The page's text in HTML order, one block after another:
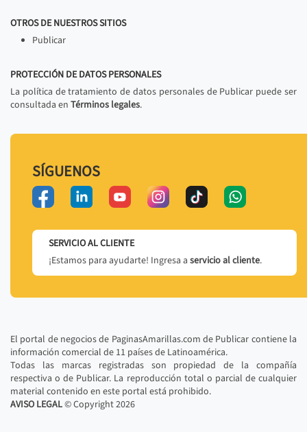
OTROS DE NUESTROS SITIOS
Publicar
PROTECCIÓN DE DATOS PERSONALES
La política de tratamiento de datos personales de Publicar puede ser
consultada en Términos legales.
SÍGUENOS
SERVICIO AL CLIENTE
¡Estamos para ayudarte! Ingresa a servicio al cliente.
El portal de negocios de PaginasAmarillas.com de Publicar contiene la
información comercial de 11 países de Latinoamérica.
Todas las marcas registradas son propiedad de la compañía
respectiva o de Publicar. La reproducción total o parcial de cualquier
material contenido en este portal está prohibido.
AVISO LEGAL© Copyright2026